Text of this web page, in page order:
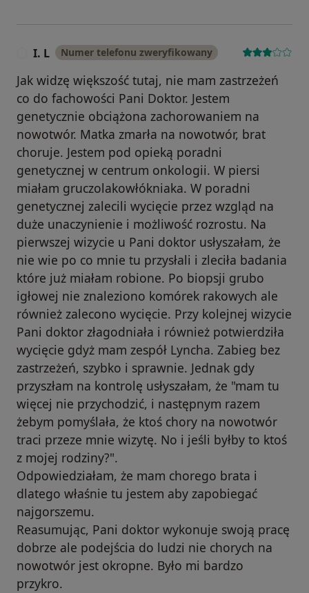
I. L Numer telefonu zweryfikowany
Jak widzę większość tutaj, nie mam zastrzeżeń
co do fachowości Pani Doktor. Jestem
genetycznie obciążona zachorowaniem na
nowotwór. Matka zmarła na nowotwór, brat
choruje. Jestem pod opieką poradni
genetycznej w centrum onkologii. W piersi
miałam gruczolakowłókniaka. W poradni
genetycznej zalecili wycięcie przez wzgląd na
duże unaczynienie i możliwość rozrostu. Na
pierwszej wizycie u Pani doktor usłyszałam, że
nie wie po co mnie tu przysłali i zleciła badania
które już miałam robione. Po biopsji grubo
igłowej nie znaleziono komórek rakowych ale
również zalecono wycięcie. Przy kolejnej wizycie
Pani doktor złagodniała i również potwierdziła
wycięcie gdyż mam zespół Lyncha. Zabieg bez
zastrzeżeń, szybko i sprawnie. Jednak gdy
przyszłam na kontrolę usłyszałam, że "mam tu
więcej nie przychodzić, i następnym razem
żebym pomyślała, że ktoś chory na nowotwór
traci przeze mnie wizytę. No i jeśli byłby to ktoś
z mojej rodziny?".
Odpowiedziałam, że mam chorego brata i
dlatego właśnie tu jestem aby zapobiegać
najgorszemu.
Reasumując, Pani doktor wykonuje swoją pracę
dobrze ale podejścia do ludzi nie chorych na
nowotwór jest okropne. Było mi bardzo
przykro.